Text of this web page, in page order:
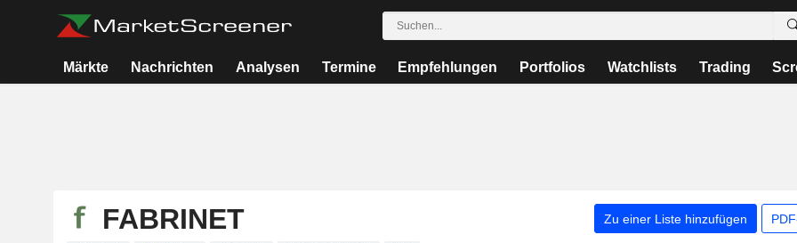
Märkte Nachrichten Analysen Termine Empfehlungen Portfolios Watchlists Trading
FABRINET Zu einer Liste hinzufügen